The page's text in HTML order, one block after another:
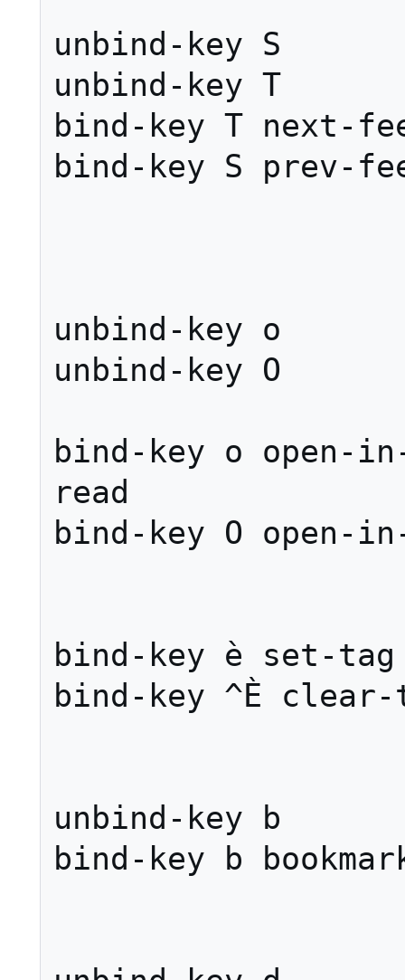
unbind-key S
unbind-key T
bind-key T next-
bind-key S prev-
unbind-key o
unbind-key O
bind-key o open-
read
bind-key O open-
bind-key è set-tag
bind-key ^È clear-
unbind-key b
bind-key b